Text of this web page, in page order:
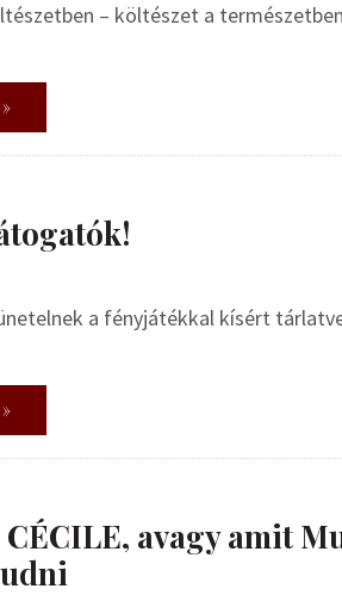
– költészet a
a fényjátékkal kísért
CÉCILE, avagy amit